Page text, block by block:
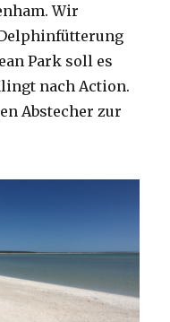
Wir
Park soll es
nach Action.
Abstecher zur